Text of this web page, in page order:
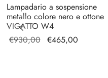
Lampadario a sospensione
metallo colore nero e ottone
VIGATTO W4
€930,00 Il prezzo
€465,00